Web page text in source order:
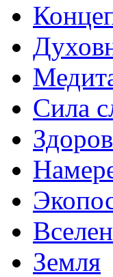
Сила
Земля